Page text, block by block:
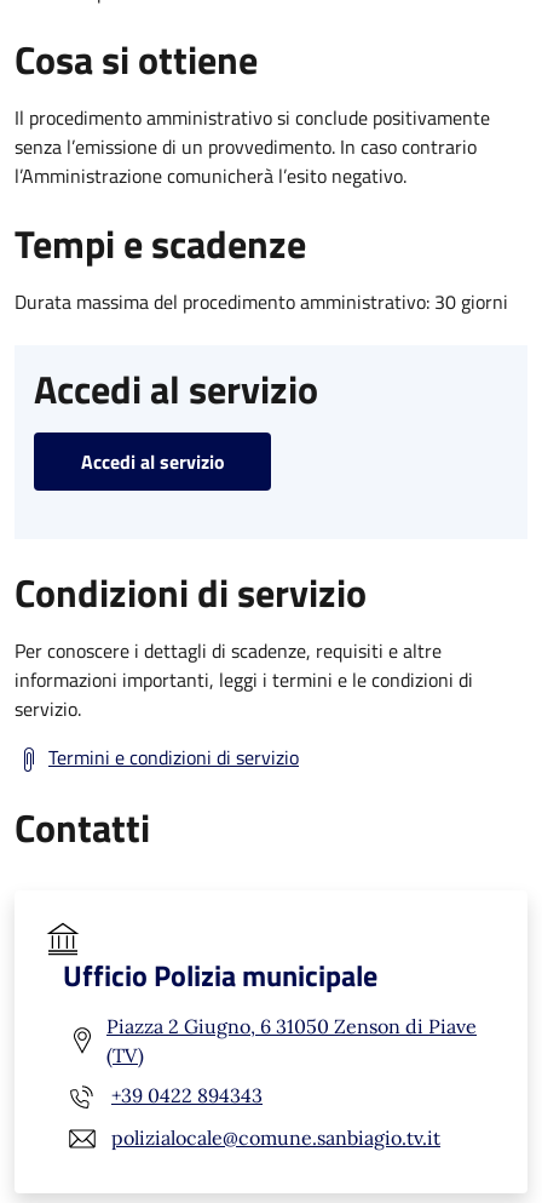
Cosa si ottiene
Il procedimento amministrativo si conclude positivamente
senza l’emissione di un provvedimento. In caso contrario
l’Amministrazione comunicherà l’esito negativo.
Tempi e scadenze
Durata massima del procedimento amministrativo: 30 giorni
Accedi al servizio
Accedi al servizio
Condizioni di servizio
Per conoscere i dettagli di scadenze, requisiti e altre
informazioni importanti, leggi i termini e le condizioni di
servizio.
Termini e condizioni di servizio
Contatti
Ufficio Polizia municipale
Piazza 2 Giugno, 6 31050 Zenson di Piave
(TV)
+39 0422 894343
polizialocale@comune.sanbiagio.tv.it